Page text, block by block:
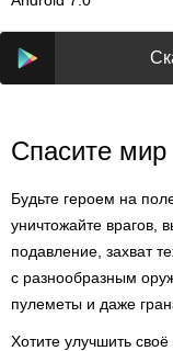
Спасите
Будьте героем на
уничтожайте врагов,
подавление, захват
с разнообразным
пулеметы и даже
Хотите улучшить